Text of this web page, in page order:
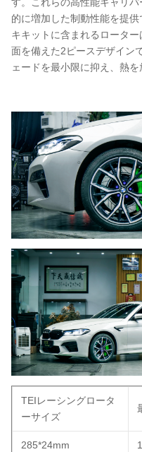
的に増加した制動性能を提
キキットに含まれるロータ
面を備えた2ピースデザイン
ェードを最小限に抑え、熱を
TEIレーシングロータ
ーサイズ
285*24mm